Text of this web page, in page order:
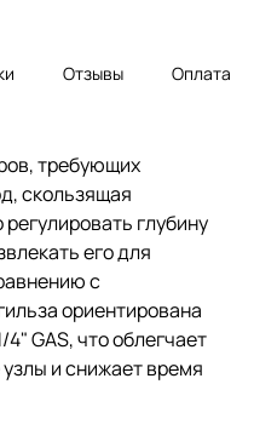
Отзывы Оплата
требующих
скользящая
глубину
его для
с
ориентирована
GAS, что облегчает
и снижает время